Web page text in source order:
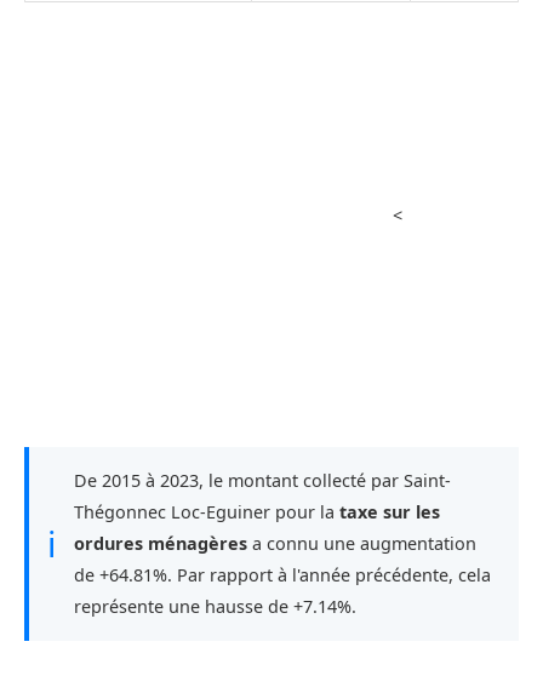
<
ℹ
De 2015 à 2023, le montant collecté par Saint-
Thégonnec Loc-Eguiner pour la taxe sur les
ordures ménagères a connu une augmentation
de +64.81%. Par rapport à l'année précédente, cela
représente une hausse de +7.14%.